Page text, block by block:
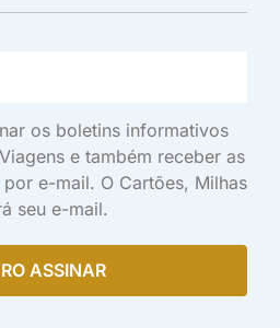
os boletins informativos
e também receber as
e-mail. O Cartões, Milhas
seu e-mail.
ASSINAR